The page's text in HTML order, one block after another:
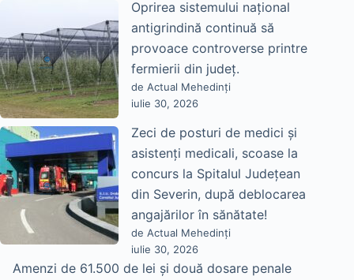
Oprirea sistemului național
antigrindină continuă să
provoace controverse printre
fermierii din județ.
de Actual Mehedinți
iulie 30, 2026
Zeci de posturi de medici și
asistenți medicali, scoase la
concurs la Spitalul Județean
din Severin, după deblocarea
angajărilor în sănătate!
de Actual Mehedinți
iulie 30, 2026
Amenzi de 61.500 de lei și două dosare penale